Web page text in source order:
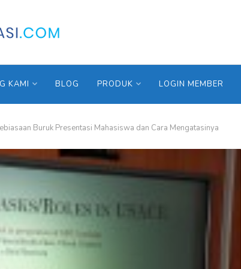
KAMI BLOG PRODUK LOGIN MEMBER
Buruk Presentasi Mahasiswa dan Cara Mengatasinya